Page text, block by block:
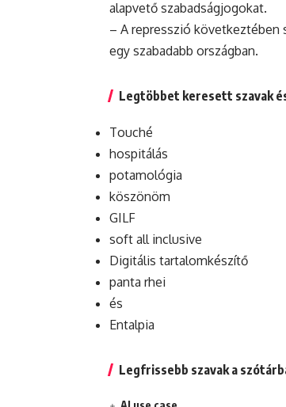
alapvető szabadságjogokat.
– A represszió
egy szabadabb országban.
Legtöbbet keresett szavak
Touché
hospitálás
potamológia
köszönöm
GILF
soft all inclusive
Digitális tartalomkészítő
panta rhei
és
Entalpia
Legfrissebb szavak a